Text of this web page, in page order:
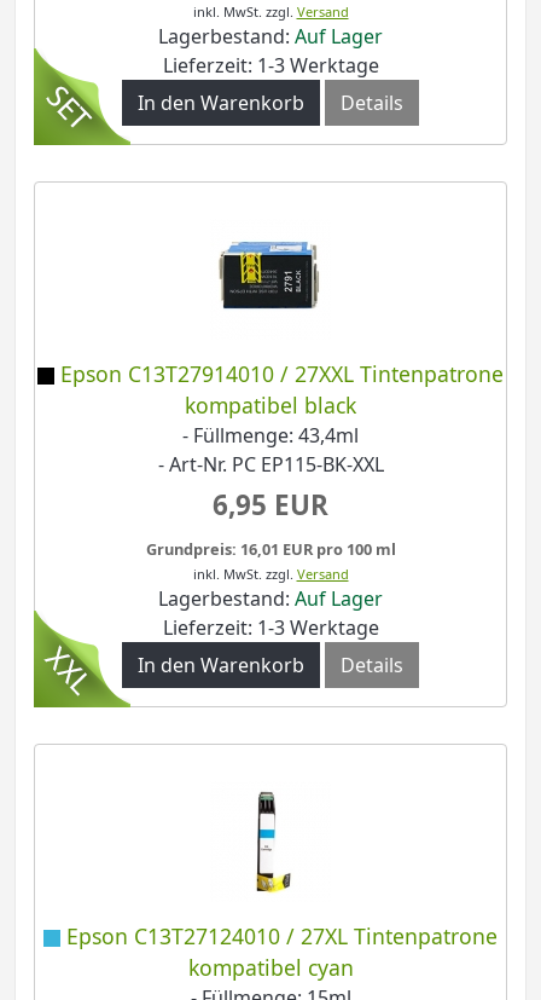
inkl. MwSt. zzgl. Versand
Lagerbestand: Auf Lager
Lieferzeit: 1-3 Werktage
In den Warenkorb
Details
Epson C13T27914010 / 27XXL Tintenpatrone
kompatibel black
- Füllmenge: 43,4ml
- Art-Nr. PC EP115-BK-XXL
6,95 EUR
Grundpreis: 16,01 EUR pro 100 ml
inkl. MwSt. zzgl. Versand
Lagerbestand: Auf Lager
Lieferzeit: 1-3 Werktage
In den Warenkorb
Details
Epson C13T27124010 / 27XL Tintenpatrone
kompatibel cyan